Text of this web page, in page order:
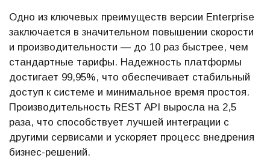
Одно из ключевых преимуществ версии Enterprise
заключается в значительном повышении скорости
и производительности — до 10 раз быстрее, чем
стандартные тарифы. Надежность платформы
достигает 99,95%, что обеспечивает стабильный
доступ к системе и минимальное время простоя.
Производительность REST API выросла на 2,5
раза, что способствует лучшей интеграции с
другими сервисами и ускоряет процесс внедрения
бизнес-решений.